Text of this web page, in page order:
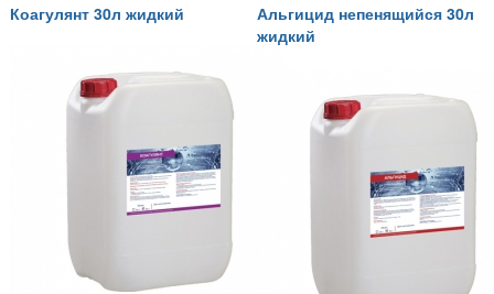
Коагулянт 30л жидкий
Альгицид непенящийся 30л
жидкий